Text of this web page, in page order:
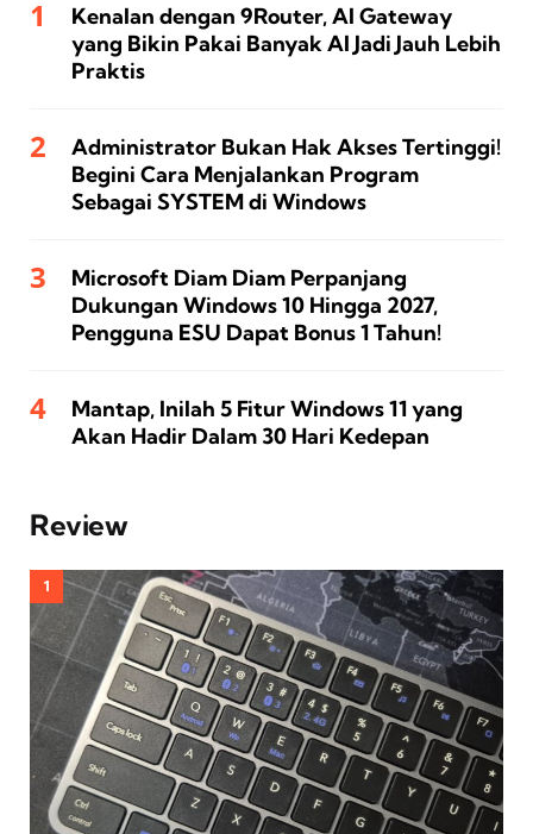
Kenalan dengan 9Router, AI Gateway
yang Bikin Pakai Banyak AI Jadi Jauh Lebih
Praktis
Administrator Bukan Hak Akses Tertinggi!
Begini Cara Menjalankan Program
Sebagai SYSTEM di Windows
Microsoft Diam Diam Perpanjang
Dukungan Windows 10 Hingga 2027,
Pengguna ESU Dapat Bonus 1 Tahun!
Mantap, Inilah 5 Fitur Windows 11 yang
Akan Hadir Dalam 30 Hari Kedepan
Review